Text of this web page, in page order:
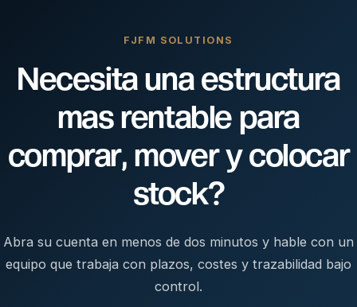
FJFM SOLUTIONS
Necesita una estructura
mas rentable para
comprar, mover y colocar
stock?
Abra su cuenta en menos de dos minutos y hable con un
equipo que trabaja con plazos, costes y trazabilidad bajo
control.